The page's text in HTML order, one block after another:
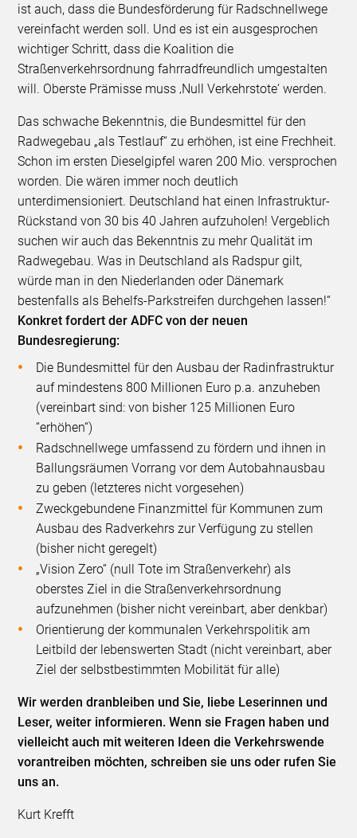
ist auch, dass die Bundesförderung für Radschnellwege
vereinfacht werden soll. Und es ist ein ausgesprochen
wichtiger Schritt, dass die Koalition die
Straßenverkehrsordnung fahrradfreundlich umgestalten
will. Oberste Prämisse muss ‚Null Verkehrstote‘ werden.
Das schwache Bekenntnis, die Bundesmittel für den
Radwegebau „als Testlauf“ zu erhöhen, ist eine Frechheit.
Schon im ersten Dieselgipfel waren 200 Mio. versprochen
worden. Die wären immer noch deutlich
unterdimensioniert. Deutschland hat einen Infrastruktur-
Rückstand von 30 bis 40 Jahren aufzuholen! Vergeblich
suchen wir auch das Bekenntnis zu mehr Qualität im
Radwegebau. Was in Deutschland als Radspur gilt,
würde man in den Niederlanden oder Dänemark
bestenfalls als Behelfs-Parkstreifen durchgehen lassen!“
Konkret fordert der ADFC von der neuen
Bundesregierung:
Die Bundesmittel für den Ausbau der Radinfrastruktur
auf mindestens 800 Millionen Euro p.a. anzuheben
(vereinbart sind: von bisher 125 Millionen Euro
“erhöhen“)
Radschnellwege umfassend zu fördern und ihnen in
Ballungsräumen Vorrang vor dem Autobahnausbau
zu geben (letzteres nicht vorgesehen)
Zweckgebundene Finanzmittel für Kommunen zum
Ausbau des Radverkehrs zur Verfügung zu stellen
(bisher nicht geregelt)
„Vision Zero“ (null Tote im Straßenverkehr) als
oberstes Ziel in die Straßenverkehrsordnung
aufzunehmen (bisher nicht vereinbart, aber denkbar)
Orientierung der kommunalen Verkehrspolitik am
Leitbild der lebenswerten Stadt (nicht vereinbart, aber
Ziel der selbstbestimmten Mobilität für alle)
Wir werden dranbleiben und Sie, liebe Leserinnen und
Leser, weiter informieren. Wenn sie Fragen haben und
vielleicht auch mit weiteren Ideen die Verkehrswende
vorantreiben möchten, schreiben sie uns oder rufen Sie
uns an.
Kurt Krefft